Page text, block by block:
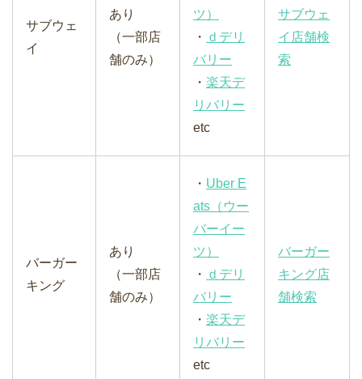
サブウェ
イ
あり
（一部店
舗のみ）
ツ）
・ ｄデリ
バリー
・ 楽天デ
リバリー
etc
サブウェ
イ店舗検
索
バーガー
キング
あり
（一部店
舗のみ）
・ Uber E
ats（ウー
バーイー
ツ）
・ ｄデリ
バリー
・ 楽天デ
リバリー
etc
バーガー
キング店
舗検索